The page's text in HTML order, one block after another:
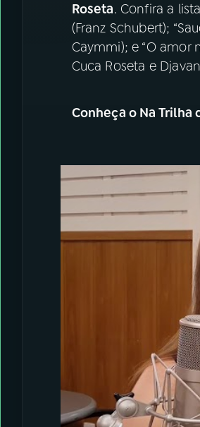
Roseta. Confira a
(Franz Schubert);
Caymmi); e “O
Cuca Roseta e
Conheça o Na Trilha